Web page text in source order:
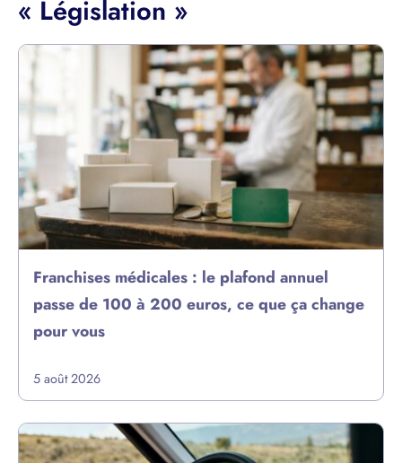
« Législation »
Franchises médicales : le plafond annuel
passe de 100 à 200 euros, ce que ça change
pour vous
5 août 2026